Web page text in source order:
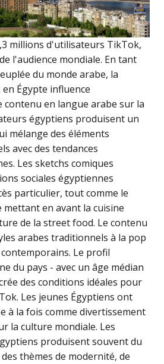
millions d'utilisateurs TikTok,
l'audience mondiale. En tant
du monde arabe, la
Égypte influence
contenu en langue arabe sur la
égyptiens produisent un
mélange des éléments
avec des tendances
Les sketchs comiques
sociales égyptiennes
particulier, tout comme le
en avant la cuisine
de la street food. Le contenu
arabes traditionnels à la pop
Le profil
du pays - avec un âge médian
des conditions idéales pour
Les jeunes Égyptiens ont
à la fois comme divertissement
la culture mondiale. Les
produisent souvent du
thèmes de modernité, de